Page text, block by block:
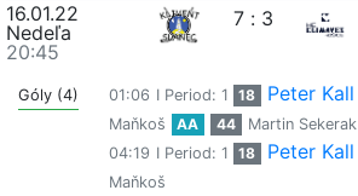
16.01.22
Nedeľa
20:45
7 : 3
Góly (4) 01:06 I Period: 1 18 Peter Kall
Maňkoš
AA 44
Martin Sekerak
04:19 I Period: 1 18 Peter Kall
Maňkoš